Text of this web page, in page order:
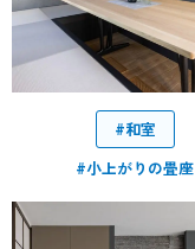
#和室
#小上がりの畳座